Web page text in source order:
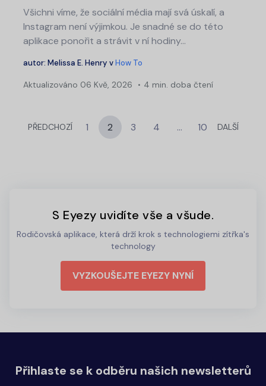
Všichni víme, že sociální média mají svá úskalí, a
Instagram není výjimkou. Je snadné se do této
aplikace ponořit a strávit v ní hodiny...
autor: Melissa E. Henry vHow To
Aktualizováno 06 Kvě, 2026 4 min. doba čtení
PŘEDCHOZÍ 1 2 3 4 … 10 DALŠÍ
S Eyezy uvidíte vše a všude.
Rodičovská aplikace, která drží krok s technologiemi zítřka's
technology
VYZKOUŠEJTE EYEZY NYNÍ
Přihlaste se k odběru našich newsletterů